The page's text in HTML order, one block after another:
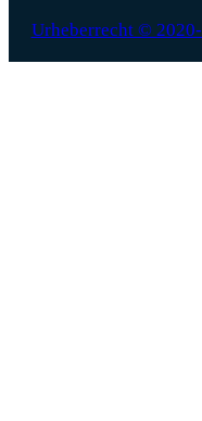
Urheberrecht ©